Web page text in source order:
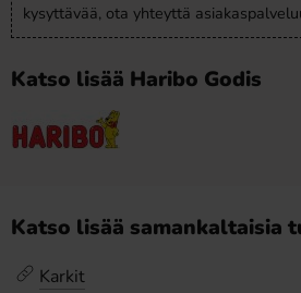
kysyttävää, ota yhteyttä
Katso lisää Haribo Godis
Katso lisää samankaltaisia
Karkit